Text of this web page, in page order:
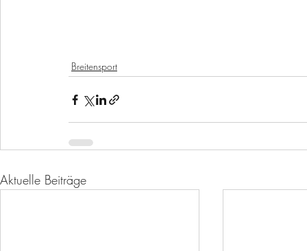
Breitensport
Aktuelle Beiträge